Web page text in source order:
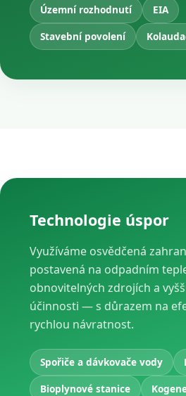
Územní rozhodnutí
EIA
Stavební povolení
Technologie úspor
Využíváme osvědčená
postavená na odpadním
obnovitelných zdrojích a
účinnosti — s důrazem na
rychlou návratnost.
Spořiče a dávkovače vody
Bioplynové stanice